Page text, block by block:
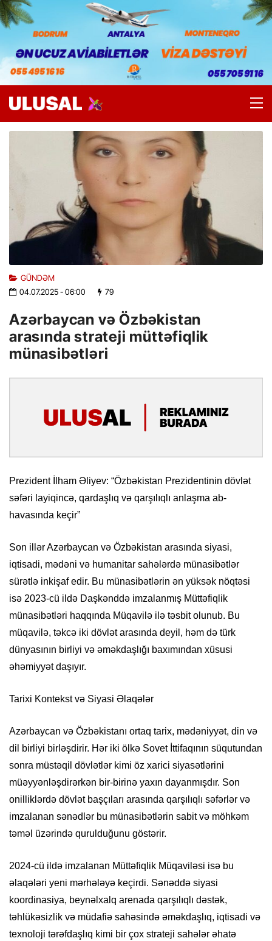
GÜNDƏM
04.07.2025- 06:00 79
Azərbaycan və Özbəkistan
arasında strateji müttəfiqlik
münasibətləri
Prezident İlham Əliyev: “Özbəkistan Prezidentinin dövlət
səfəri layiqincə, qardaşlıq və qarşılıqlı anlaşma ab-
havasında keçir”
Son illər Azərbaycan və Özbəkistan arasında siyasi,
iqtisadi, mədəni və humanitar sahələrdə münasibətlər
sürətlə inkişaf edir. Bu münasibətlərin ən yüksək nöqtəsi
isə 2023-cü ildə Daşkənddə imzalanmış Müttəfiqlik
münasibətləri haqqında Müqavilə ilə təsbit olunub. Bu
müqavilə, təkcə iki dövlət arasında deyil, həm də türk
dünyasının birliyi və əməkdaşlığı baxımından xüsusi
əhəmiyyət daşıyır.
Tarixi Kontekst və Siyasi Əlaqələr
Azərbaycan və Özbəkistanı ortaq tarix, mədəniyyət, din və
dil birliyi birləşdirir. Hər iki ölkə Sovet İttifaqının süqutundan
sonra müstəqil dövlətlər kimi öz xarici siyasətlərini
müəyyənləşdirərkən bir-birinə yaxın dayanmışdır. Son
onilliklərdə dövlət başçıları arasında qarşılıqlı səfərlər və
imzalanan sənədlər bu münasibətlərin sabit və möhkəm
təməl üzərində qurulduğunu göstərir.
2024-cü ildə imzalanan Müttəfiqlik Müqaviləsi isə bu
əlaqələri yeni mərhələyə keçirdi. Sənəddə siyasi
koordinasiya, beynəlxalq arenada qarşılıqlı dəstək,
təhlükəsizlik və müdafiə sahəsində əməkdaşlıq, iqtisadi və
texnoloji tərəfdaşlıq kimi bir çox strateji sahələr əhatə